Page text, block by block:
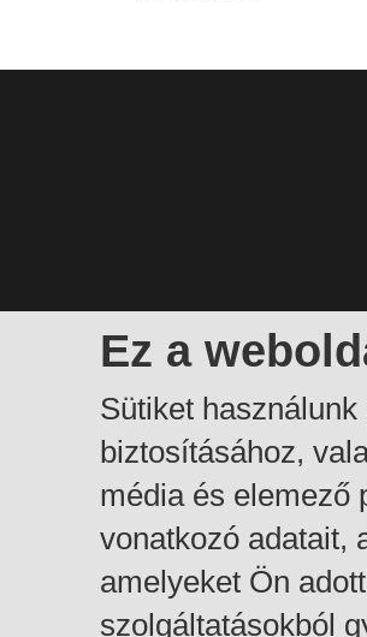
Ez a
Sütiket
biztosításához,
média és elemező
vonatkozó adatait,
amelyeket Ön
szolgáltatásokból